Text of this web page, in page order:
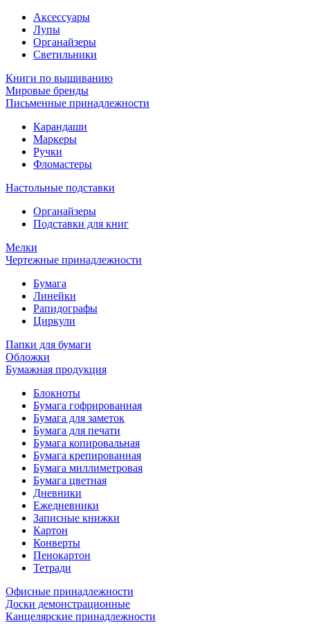
Аксессуары
Лупы
Органайзеры
Светильники
Книги по вышиванию
Мировые бренды
Письменные принадлежности
Карандаши
Маркеры
Ручки
Фломастеры
Настольные подставки
Органайзеры
Подставки для книг
Мелки
Чертежные принадлежности
Бумага
Линейки
Рапидографы
Циркули
Папки для бумаги
Обложки
Бумажная продукция
Блокноты
Бумага гофрированная
Бумага для заметок
Бумага для печати
Бумага копировальная
Бумага крепированная
Бумага миллиметровая
Бумага цветная
Дневники
Ежедневники
Записные книжки
Картон
Конверты
Пенокартон
Тетради
Офисные принадлежности
Доски демонстрационные
Канцелярские принадлежности